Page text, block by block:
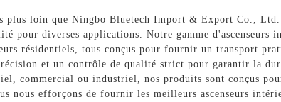
plus loin que Ningbo Bluetech Import & Export Co.,
pour diverses applications. Notre gamme d'ascenseurs
résidentiels, tous conçus pour fournir un transport
et un contrôle de qualité strict pour garantir la
commercial ou industriel, nos produits sont conçus
nous efforçons de fournir les meilleurs ascenseurs